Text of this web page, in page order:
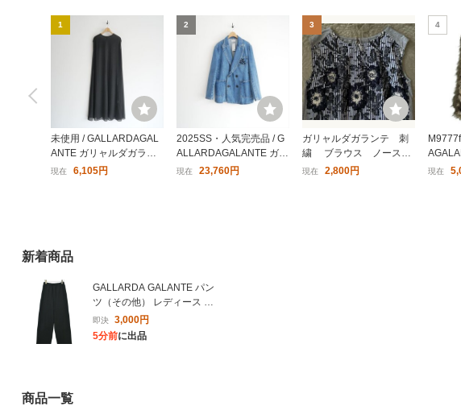
1
未使用 / GALLARDAGAL
ANTE ガリャルダガラン
テ / シアーワンピース 0 /
現在 6,105円
2
2025SS・人気完売品 / G
ALLARDAGALANTE ガリ
ャルダガランテ / PEAS ピ
現在 23,760円
3
ガリャルダガランテ 刺
繍 ブラウス ノースリ
ーブ 花柄 白 青
現在 2,800円
4
ランテ
トス
現在
新着商品
GALLARDA GALANTE パン
ツ（その他） レディース ガ
リャルダ ガランテ 中古 古
着
即決
3,000円
5分前に出品
商品一覧